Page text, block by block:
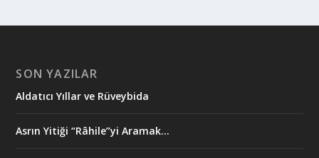
SON YAZILAR
Aldatıcı Yıllar ve Rüveybida
Asrın Yitiği “Râhile”yi Aramak…